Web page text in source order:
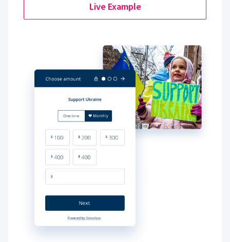
Live Example